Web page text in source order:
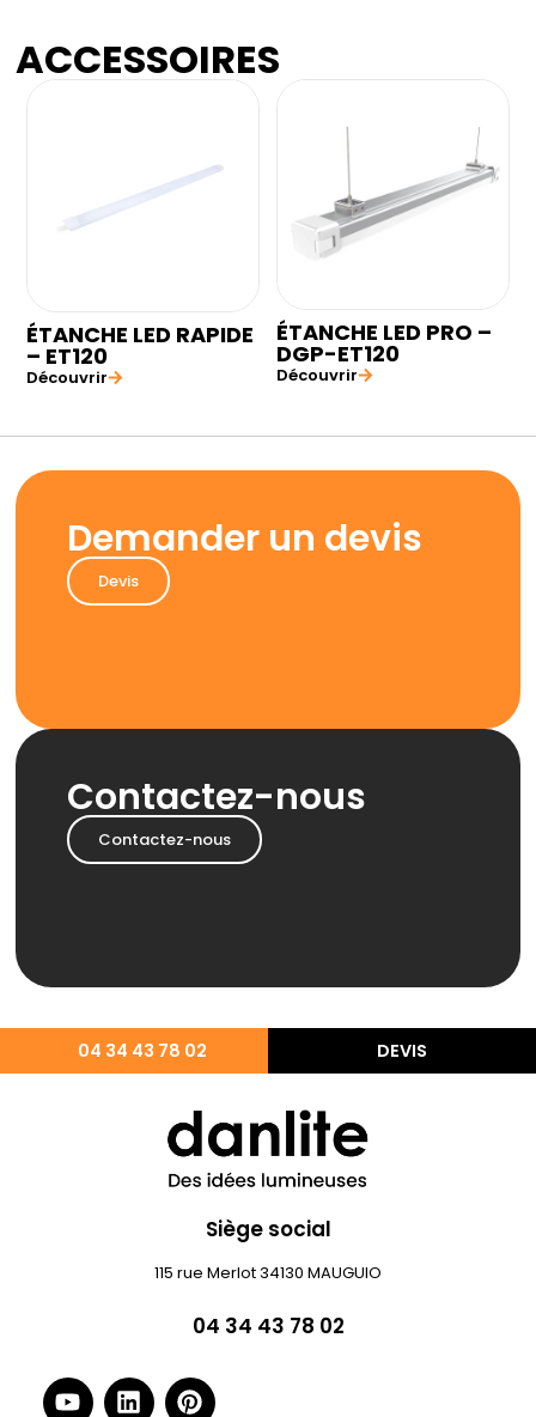
ACCESSOIRES
ÉTANCHE LED RAPIDE
– ET120
Découvrir
ÉTANCHE LED PRO –
DGP-ET120
Découvrir
Demander un devis
Devis
Contactez-nous
Contactez-nous
04 34 43 78 02 DEVIS
Siège social
115 rue Merlot 34130 MAUGUIO
04 34 43 78 02